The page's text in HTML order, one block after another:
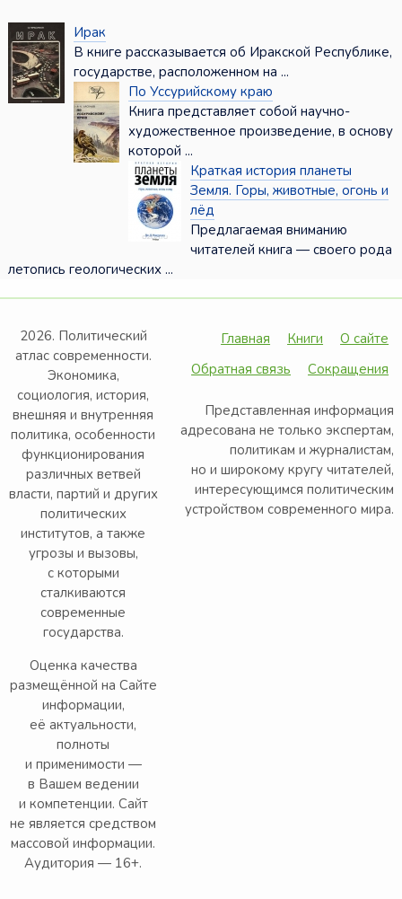
Ирак
В книге рассказывается об Иракской Республике,
государстве, расположенном на ...
По Уссурийскому краю
Книга представляет собой научно-
художественное произведение, в основу
которой ...
Краткая история планеты
Земля. Горы, животные, огонь и
лёд
Предлагаемая вниманию
читателей книга — своего рода
летопись геологических ...
2026. Политический
атлас современности.
Экономика,
социология, история,
внешняя и внутренняя
политика, особенности
функционирования
различных ветвей
власти, партий и других
политических
институтов, а также
угрозы и вызовы,
с которыми
сталкиваются
современные
государства.
Оценка качества
размещённой на Сайте
информации,
её актуальности,
полноты
и применимости —
в Вашем ведении
и компетенции. Сайт
не является средством
массовой информации.
Аудитория — 16+.
Главная Книги
О сайте
Обратная связь
Сокращения
Представленная информация
адресована не только экспертам,
политикам и журналистам,
но и широкому кругу читателей,
интересующимся политическим
устройством современного мира.